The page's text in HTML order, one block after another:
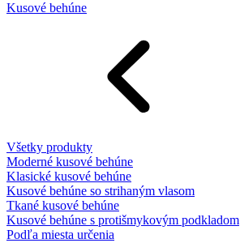
Kusové behúne
Všetky produkty
Moderné kusové behúne
Klasické kusové behúne
Kusové behúne so strihaným vlasom
Tkané kusové behúne
Kusové behúne s protišmykovým podkladom
Podľa miesta určenia